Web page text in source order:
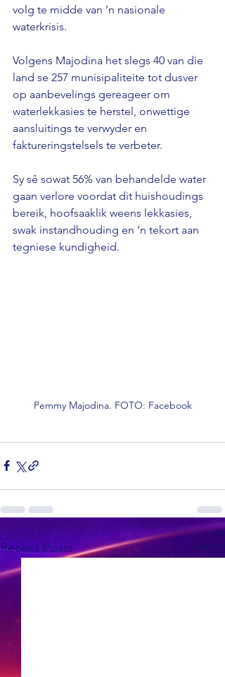
volg te midde van ’n nasionale
waterkrisis.
Volgens Majodina het slegs 40 van die
land se 257 munisipaliteite tot dusver
op aanbevelings gereageer om
waterlekkasies te herstel, onwettige
aansluitings te verwyder en
faktureringstelsels te verbeter.
Sy sê sowat 56% van behandelde water
gaan verlore voordat dit huishoudings
bereik, hoofsaaklik weens lekkasies,
swak instandhouding en ’n tekort aan
tegniese kundigheid.
Pemmy Majodina. FOTO: Facebook
Recent Posts See All